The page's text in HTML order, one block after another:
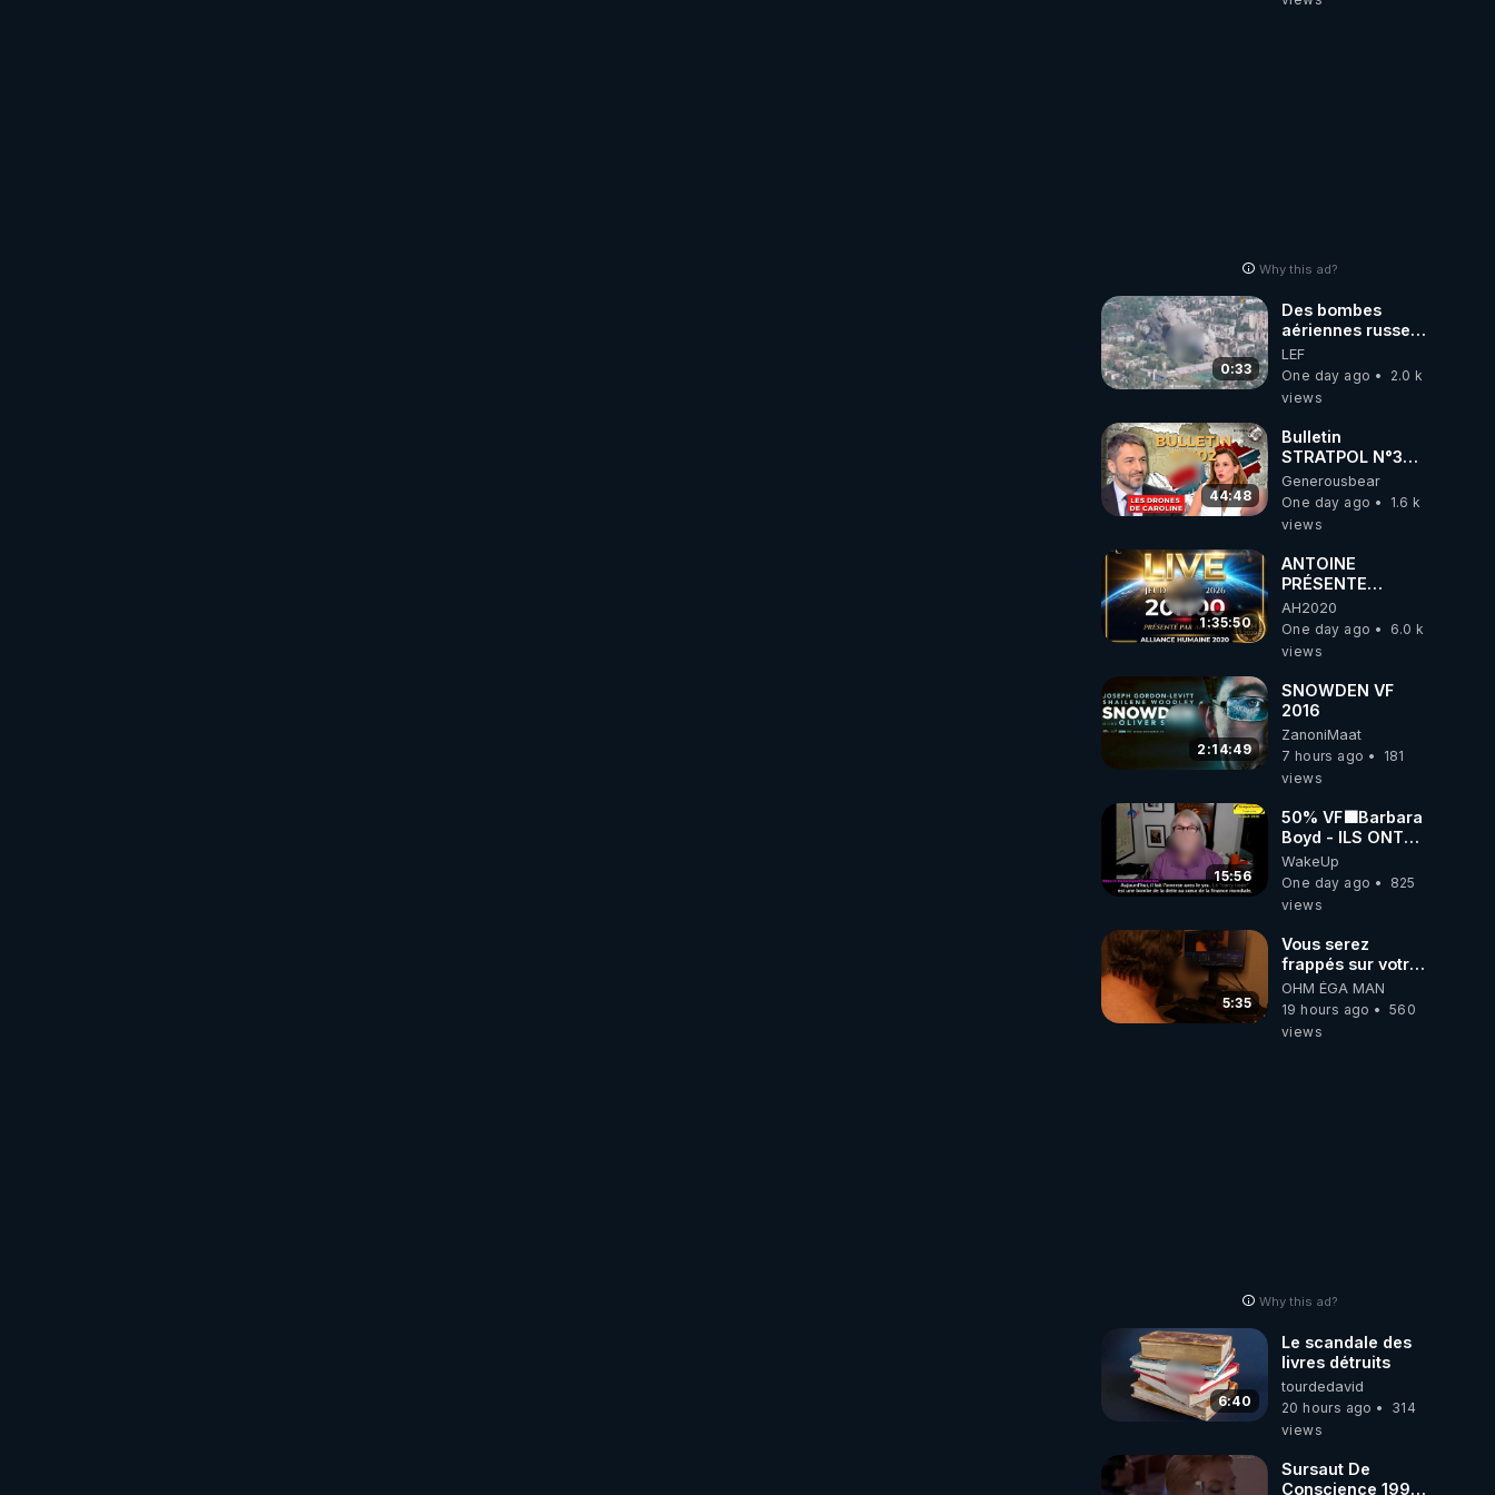
Why this ad?
0:33
Des bombes
aériennes russes
anéantissent les
centres de
contrôle de
brigades
ukrainienne
LEF
One day ago
2.0 k
views
44:48
Bulletin
STRATPOL N°302.
Armée des
drones, MS-21 en
série, missiles
07.08.2026.
Generousbear
One day ago
1.6 k
views
1:35:50
ANTOINE
PRÉSENTE
AH2020 LE LIVE
20H ***DU
06/08/2026***
AH2020
One day ago
6.0 k
views
2:14:49
SNOWDEN VF
2016
ZanoniMaat
7 hours ago
181
views
15:56
50% VF🟩Barbara
Boyd - ILS ONT
MENTI SUR TOUT
-Jocelyne
Traduction
WakeUp
One day ago
825
views
5:35
Vous serez
frappés sur votre
sol européens par
la faute des
dirigeants qui
OHM ÉGA MAN
19 hours ago
560
views
Why this ad?
6:40
Le scandale des
livres détruits
tourdedavid
20 hours ago
314
views
Sursaut De
Conscience 1998